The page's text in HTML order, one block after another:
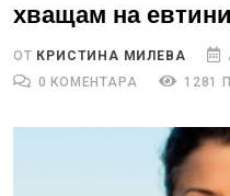
хващам на
ОТ КРИСТИНА МИЛЕВА
0 КОМЕНТАРА
1281